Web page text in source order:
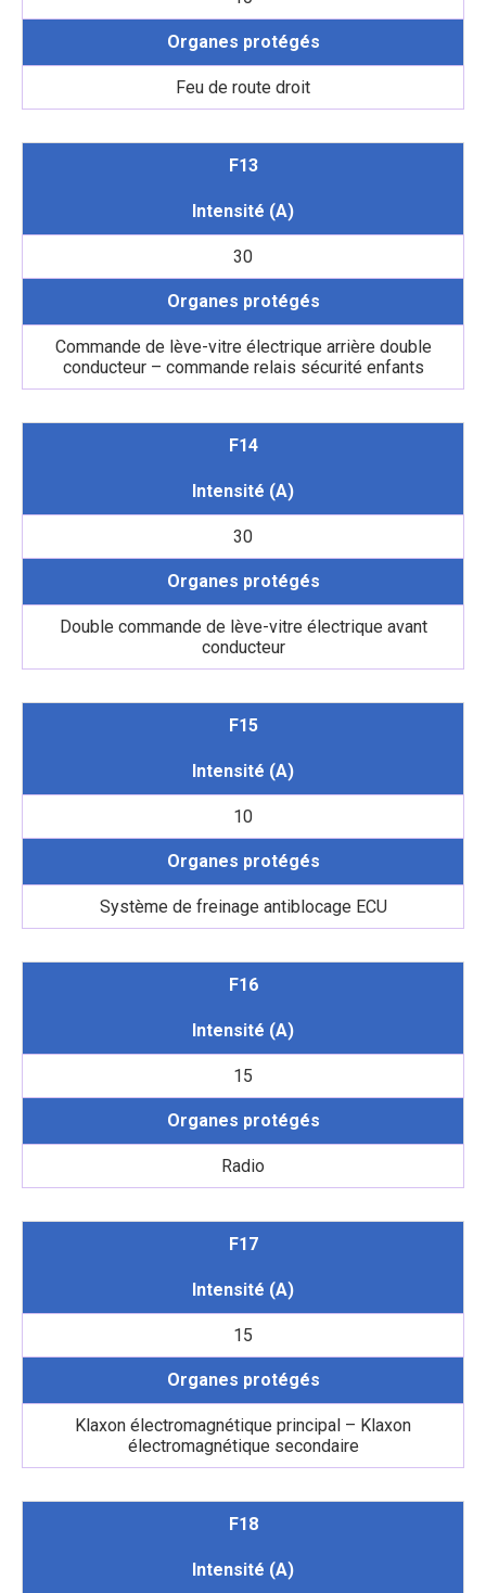
Organes protégés
Feu de route droit
F13
Intensité (A)
30
Organes protégés
Commande de lève-vitre électrique arrière double
conducteur – commande relais sécurité enfants
F14
Intensité (A)
30
Organes protégés
Double commande de lève-vitre électrique avant
conducteur
F15
Intensité (A)
10
Organes protégés
Système de freinage antiblocage ECU
F16
Intensité (A)
15
Organes protégés
Radio
F17
Intensité (A)
15
Organes protégés
Klaxon électromagnétique principal – Klaxon
électromagnétique secondaire
F18
Intensité (A)